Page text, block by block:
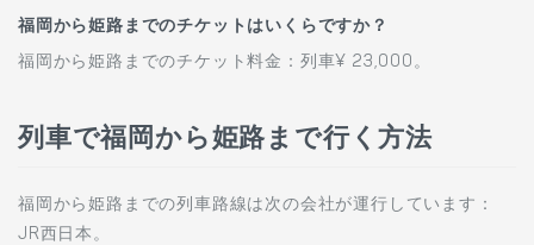
福岡から姫路までのチケットはいくらですか？
福岡から姫路までのチケット料金：列車¥ 23,000。
列車で福岡から姫路まで行く方法
福岡から姫路までの列車路線は次の会社が運行しています：
JR西日本。